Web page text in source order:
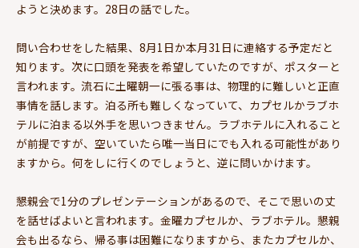
ようと決めます。28日の話でした。
問い合わせをした結果、8月1日か本月31日に連絡する予定だと
知ります。次に口頭を発表を希望していたのですが、ポスターと
言われます。流石に土曜朝一に張る事は、物理的に難しいと正直
事情を話します。泊る所も難しくなっていて、カプセルかラブホ
テルに泊まる以外手を思いつきません。ラブホテルに入れること
が前提ですが、空いていたら唯一当日にでも入れる可能性があり
ますから。何をしに行くのでしょうと、逆に問いかけます。
懇親会で1分のプレゼンテーションがあるので、そこで思いの丈
を話せばよいと言われます。金曜カプセルか、ラブホテル。懇親
会も出るなら、帰る事は困難になりますから、またカプセルか、